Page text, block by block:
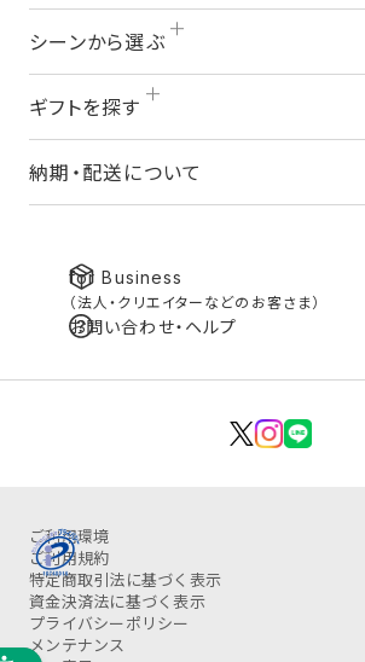
⑤「データの復元」画面の指示に従い
データを復元。
シーンから選ぶ
ギフトを探す
納期・配送について
for Business
（法人・クリエイターなどのお客さま）
お問い合わせ・ヘルプ
ご利用環境
ご利用規約
特定商取引法に基づく表示
資金決済法に基づく表示
プライバシーポリシー
メンテナンス